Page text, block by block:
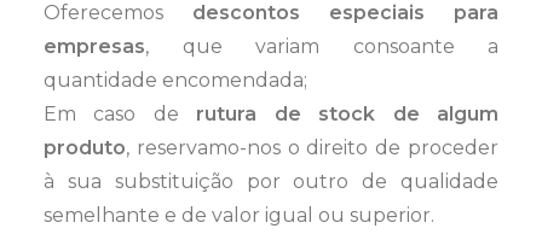
Oferecemos descontos especiais para
empresas, que variam consoante a
quantidade encomendada;
Em caso de rutura de stock de algum
produto, reservamo-nos o direito de proceder
à sua substituição por outro de qualidade
semelhante e de valor igual ou superior.